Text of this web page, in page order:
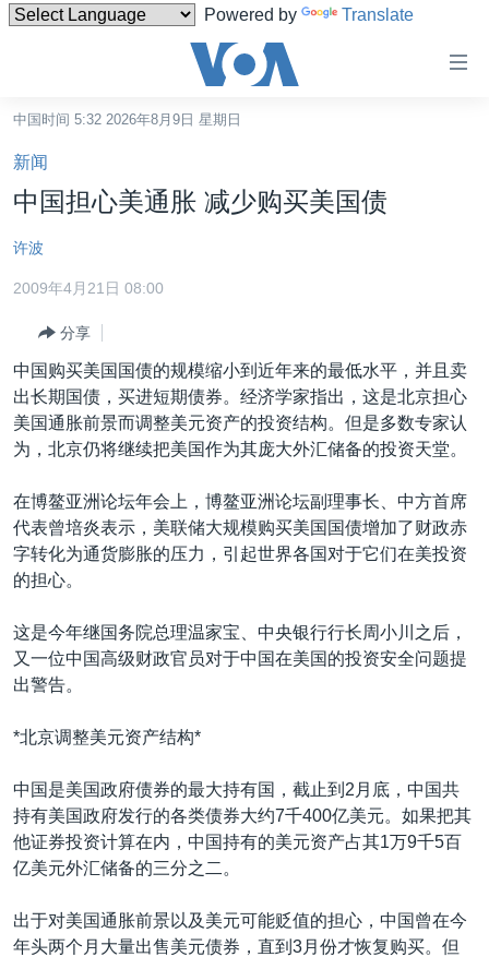
Powered by Translate
碍
链
接
转
内
转
到
导
航
转
到
检
索
台湾
港澳
国际
最新国际新闻
印太
中东
欧洲
非洲
美洲
分类新闻
经济·金融·贸易
人权·法律·宗教
科教·文娱·体健
军事
劳工
美中关系
热点专题
白宫要闻
国会报道
美中关系
埃博拉疫情
美国之音专访
重要讲话与声明
南中国海争端
关注西藏
GEN Z 看美国
VOA视频
VOA今日焦点
中文广播
关注我们
其他语言网站
中国时间 5:32 2026年8月9日 星期日
新闻
中国担心美通胀 减少购买美国债
许波
2009年4月21日 08:00
分享
中国购买美国国债的规模缩小到近年来的最低水平，并且卖
出长期国债，买进短期债券。经济学家指出，这是北京担心
美国通胀前景而调整美元资产的投资结构。但是多数专家认
为，北京仍将继续把美国作为其庞大外汇储备的投资天堂。
在博鳌亚洲论坛年会上，博鳌亚洲论坛副理事长、中方首席
代表曾培炎表示，美联储大规模购买美国国债增加了财政赤
字转化为通货膨胀的压力，引起世界各国对于它们在美投资
的担心。
这是今年继国务院总理温家宝、中央银行行长周小川之后，
又一位中国高级财政官员对于中国在美国的投资安全问题提
出警告。
*北京调整美元资产结构*
中国是美国政府债券的最大持有国，截止到2月底，中国共
持有美国政府发行的各类债券大约7千400亿美元。如果把其
他证券投资计算在内，中国持有的美元资产占其1万9千5百
亿美元外汇储备的三分之二。
出于对美国通胀前景以及美元可能贬值的担心，中国曾在今
年头两个月大量出售美元债券，直到3月份才恢复购买。但